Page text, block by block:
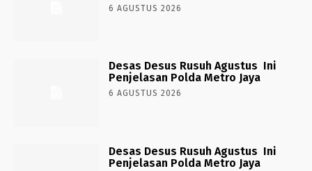
6 AGUSTUS 2026
Desas Desus Rusuh Agustus Ini
Penjelasan Polda Metro Jaya
6 AGUSTUS 2026
Desas Desus Rusuh Agustus Ini
Penjelasan Polda Metro Jaya